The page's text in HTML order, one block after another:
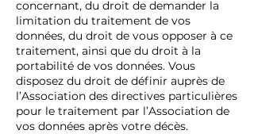
concernant, du droit de demander la
limitation du traitement de vos
données, du droit de vous opposer à ce
traitement, ainsi que du droit à la
portabilité de vos données. Vous
disposez du droit de définir auprès de
l’Association des directives particulières
pour le traitement par l’Association de
vos données après votre décès.